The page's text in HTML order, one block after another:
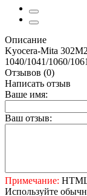
Описание
Kyocera-Mita
1040/1041/1060/
Отзывов (0)
Написать отзыв
Ваше имя:
Ваш отзыв:
Примечание:
Используйте